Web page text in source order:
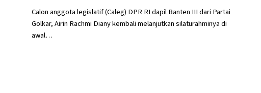
Calon anggota legislatif (Caleg) DPR RI dapil Banten III dari Partai
Golkar, Airin Rachmi Diany kembali melanjutkan silaturahminya di
awal…